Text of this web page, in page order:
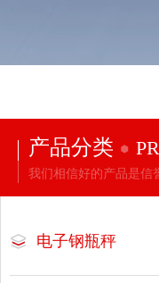
产品分类
我们相信好的产品是信
电子钢瓶秤